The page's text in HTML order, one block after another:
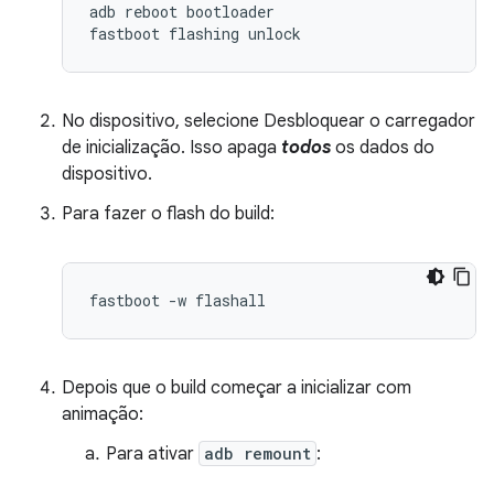
adb reboot bootloader
fastboot flashing unlock
No dispositivo, selecione Desbloquear o carregador
de inicialização. Isso apaga todos os dados do
dispositivo.
Para fazer o flash do build:
fastboot -w flashall
Depois que o build começar a inicializar com
animação:
Para ativar adb remount :